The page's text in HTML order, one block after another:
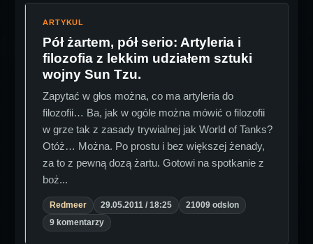
ARTYKUL
Pół żartem, pół serio: Artyleria i
filozofia z lekkim udziałem sztuki
wojny Sun Tzu.
Zapytać w głos można, co ma artyleria do
filozofii… Ba, jak w ogóle można mówić o filozofii
w grze tak z zasady trywialnej jak World of Tanks?
Otóż… Można. Po prostu i bez większej żenady,
za to z pewną dozą żartu. Gotowi na spotkanie z
boż...
Redmeer 29.05.2011 / 18:25
21009 odslon
9 komentarzy